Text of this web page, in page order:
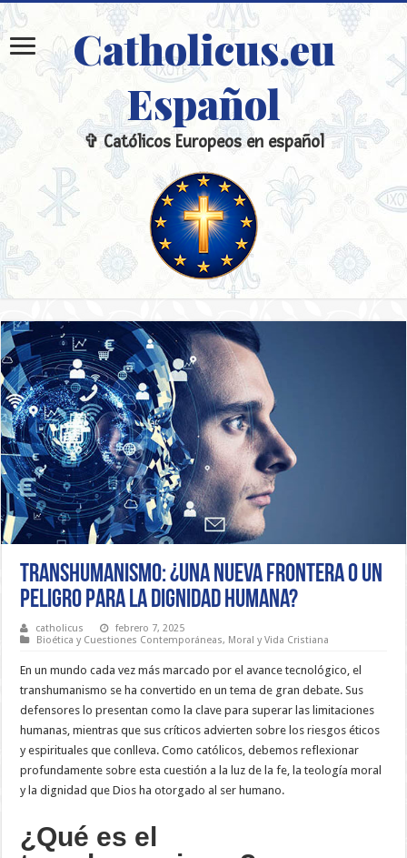
Catholicus.eu
Español
✞ Católicos Europeos en español
Transhumanismo: ¿Una nueva frontera o un
peligro para la dignidad humana?
catholicus
febrero 7, 2025
Bioética y Cuestiones Contemporáneas, Moral y Vida Cristiana
En un mundo cada vez más marcado por el avance tecnológico, el
transhumanismo se ha convertido en un tema de gran debate. Sus
defensores lo presentan como la clave para superar las limitaciones
humanas, mientras que sus críticos advierten sobre los riesgos éticos
y espirituales que conlleva. Como católicos, debemos reflexionar
profundamente sobre esta cuestión a la luz de la fe, la teología moral
y la dignidad que Dios ha otorgado al ser humano.
¿Qué es el